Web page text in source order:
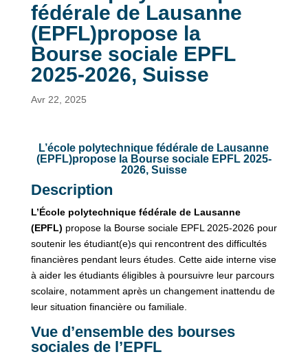
fédérale de Lausanne
(EPFL)propose la
Bourse sociale EPFL
2025-2026, Suisse
Avr 22, 2025
L’école polytechnique fédérale de Lausanne
(EPFL)propose la Bourse sociale EPFL 2025-
2026, Suisse
Description
L’École polytechnique fédérale de Lausanne
(EPFL) propose la Bourse sociale EPFL 2025-2026 pour
soutenir les étudiant(e)s qui rencontrent des difficultés
financières pendant leurs études. Cette aide interne vise
à aider les étudiants éligibles à poursuivre leur parcours
scolaire, notamment après un changement inattendu de
leur situation financière ou familiale.
Vue d’ensemble des bourses
sociales de l’EPFL